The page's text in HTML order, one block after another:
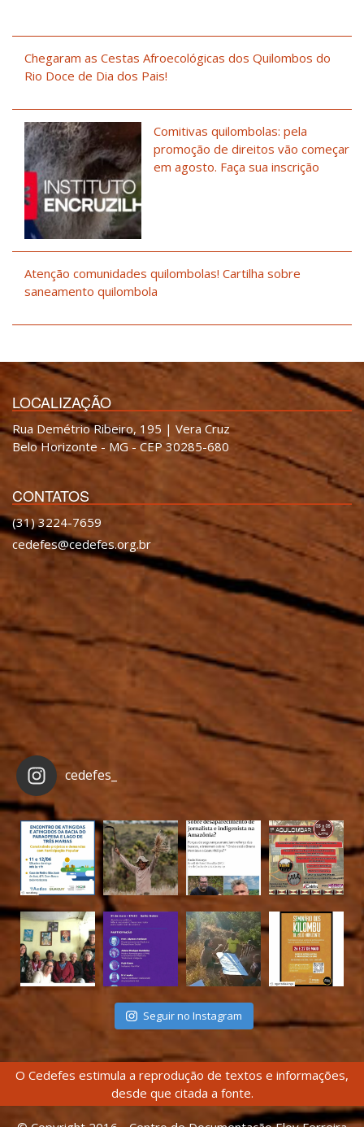
Chegaram as Cestas Afroecológicas dos Quilombos do
Rio Doce de Dia dos Pais!
Comitivas quilombolas: pela
promoção de direitos vão começar
em agosto. Faça sua inscrição
Atenção comunidades quilombolas! Cartilha sobre
saneamento quilombola
LOCALIZAÇÃO
Rua Demétrio Ribeiro, 195 | Vera Cruz
Belo Horizonte - MG - CEP 30285-680
CONTATOS
(31) 3224-7659
cedefes@cedefes.org.br
cedefes_
Seguir no Instagram
O Cedefes estimula a reprodução de textos e informações,
desde que citada a fonte.